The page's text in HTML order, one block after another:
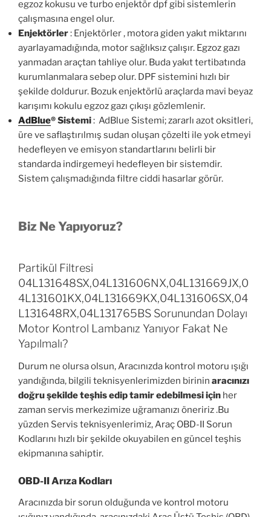
egzoz kokusu ve turbo enjektör dpf gibi sistemlerin
çalışmasına engel olur.
Enjektörler: Enjektörler , motora giden yakıt miktarını
ayarlayamadığında, motor sağlıksız çalışır. Egzoz gazı
yanmadan araçtan tahliye olur. Buda yakıt tertibatında
kurumlanmalara sebep olur. DPF sistemini hızlı bir
şekilde doldurur. Bozuk enjektörlü araçlarda mavi beyaz
karışımı kokulu egzoz gazı çıkışı gözlemlenir.
AdBlue®Sistemi: AdBlue Sistemi; zararlı azot oksitleri,
üre ve saflaştırılmış sudan oluşan çözelti ile yok etmeyi
hedefleyen ve emisyon standartlarını belirli bir
standarda indirgemeyi hedefleyen bir sistemdir.
Sistem çalışmadığında filtre ciddi hasarlar görür.
Biz Ne Yapıyoruz?
Partikül Filtresi
04L131648SX,04L131606NX,04L131669JX,0
4L131601KX,04L131669KX,04L131606SX,04
L131648RX,04L131765BS Sorunundan Dolayı
Motor Kontrol Lambanız Yanıyor Fakat Ne
Yapılmalı?
Durum ne olursa olsun, Aracınızda kontrol motoru ışığı
yandığında, bilgili teknisyenlerimizden birinin aracınızı
doğru şekilde teşhis edip tamir edebilmesi için her
zaman servis merkezimize uğramanızı öneririz .Bu
yüzden Servis teknisyenlerimiz, Araç OBD-II Sorun
Kodlarını hızlı bir şekilde okuyabilen en güncel teşhis
ekipmanına sahiptir.
OBD-II Arıza Kodları
Aracınızda bir sorun olduğunda ve kontrol motoru